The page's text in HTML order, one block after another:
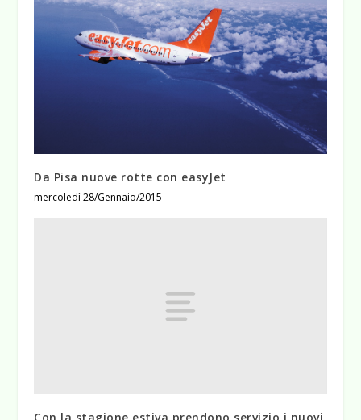
Da Pisa nuove rotte con easyJet
mercoledì 28/Gennaio/2015